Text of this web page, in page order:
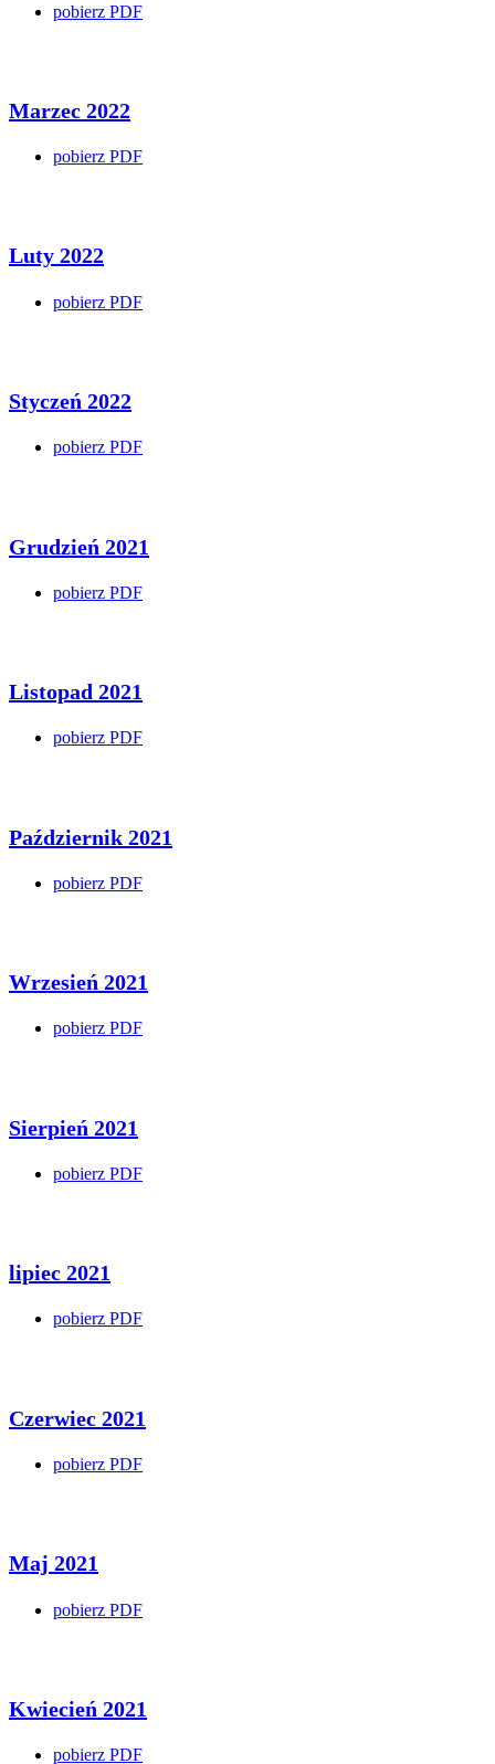
pobierz PDF
Marzec 2022
pobierz PDF
Luty 2022
pobierz PDF
Styczeń 2022
pobierz PDF
Grudzień 2021
pobierz PDF
Listopad 2021
pobierz PDF
Październik 2021
pobierz PDF
Wrzesień 2021
pobierz PDF
Sierpień 2021
pobierz PDF
lipiec 2021
pobierz PDF
Czerwiec 2021
pobierz PDF
Maj 2021
pobierz PDF
Kwiecień 2021
pobierz PDF